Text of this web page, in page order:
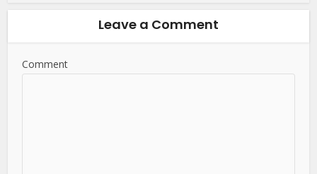
Leave a Comment
Comment